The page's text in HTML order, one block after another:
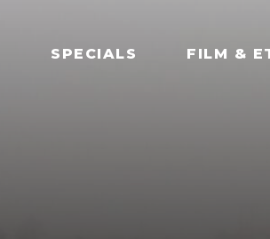
SPECIALS FILM &